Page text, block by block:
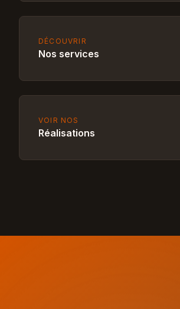
DÉCOUVRIR
Nos services
VOIR NOS
Réalisations